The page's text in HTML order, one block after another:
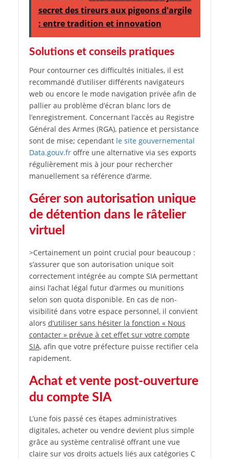
secret des tireurs aux pigeons d'argile
: entre tradition et innovation
Solutions et conseils pratiques
Pour contourner ces difficultés initiales, il est
recommandé d’utiliser différents navigateurs
web ou encore le mode navigation privée afin de
pallier au problème d’écran blanc lors de
l’enregistrement. Concernant l’accès au Registre
Général des Armes (RGA), patience et persistance
sont de mise; cependant le site gouvernemental
Data.gouv.froffre une alternative via ses exports
régulièrement mis à jour pour rechercher
manuellement sa référence d’arme.
Gérer son autorisation unique
de détention dans le râtelier
virtuel
>Certainement un point crucial pour beaucoup :
s’assurer que son autorisation unique soit
correctement intégrée au compte SIA permettant
ainsi l’achat légal futur d’armes ou munitions
selon son quota disponible. En cas de non-
visibilité dans votre espace personnel, il convient
alors d’utiliser sans hésiter la fonction « Nous
contacter » prévue à cet effet sur votre compte
SIA,afin que votre préfecture puisse rectifier cela
rapidement.
Achat et vente post-ouverture
du compte SIA
L’une fois passé ces étapes administratives
digitales, acheter ou vendre devient plus simple
grâce au système centralisé offrant une vue
claire sur vos droits actuels liés aux catégories C